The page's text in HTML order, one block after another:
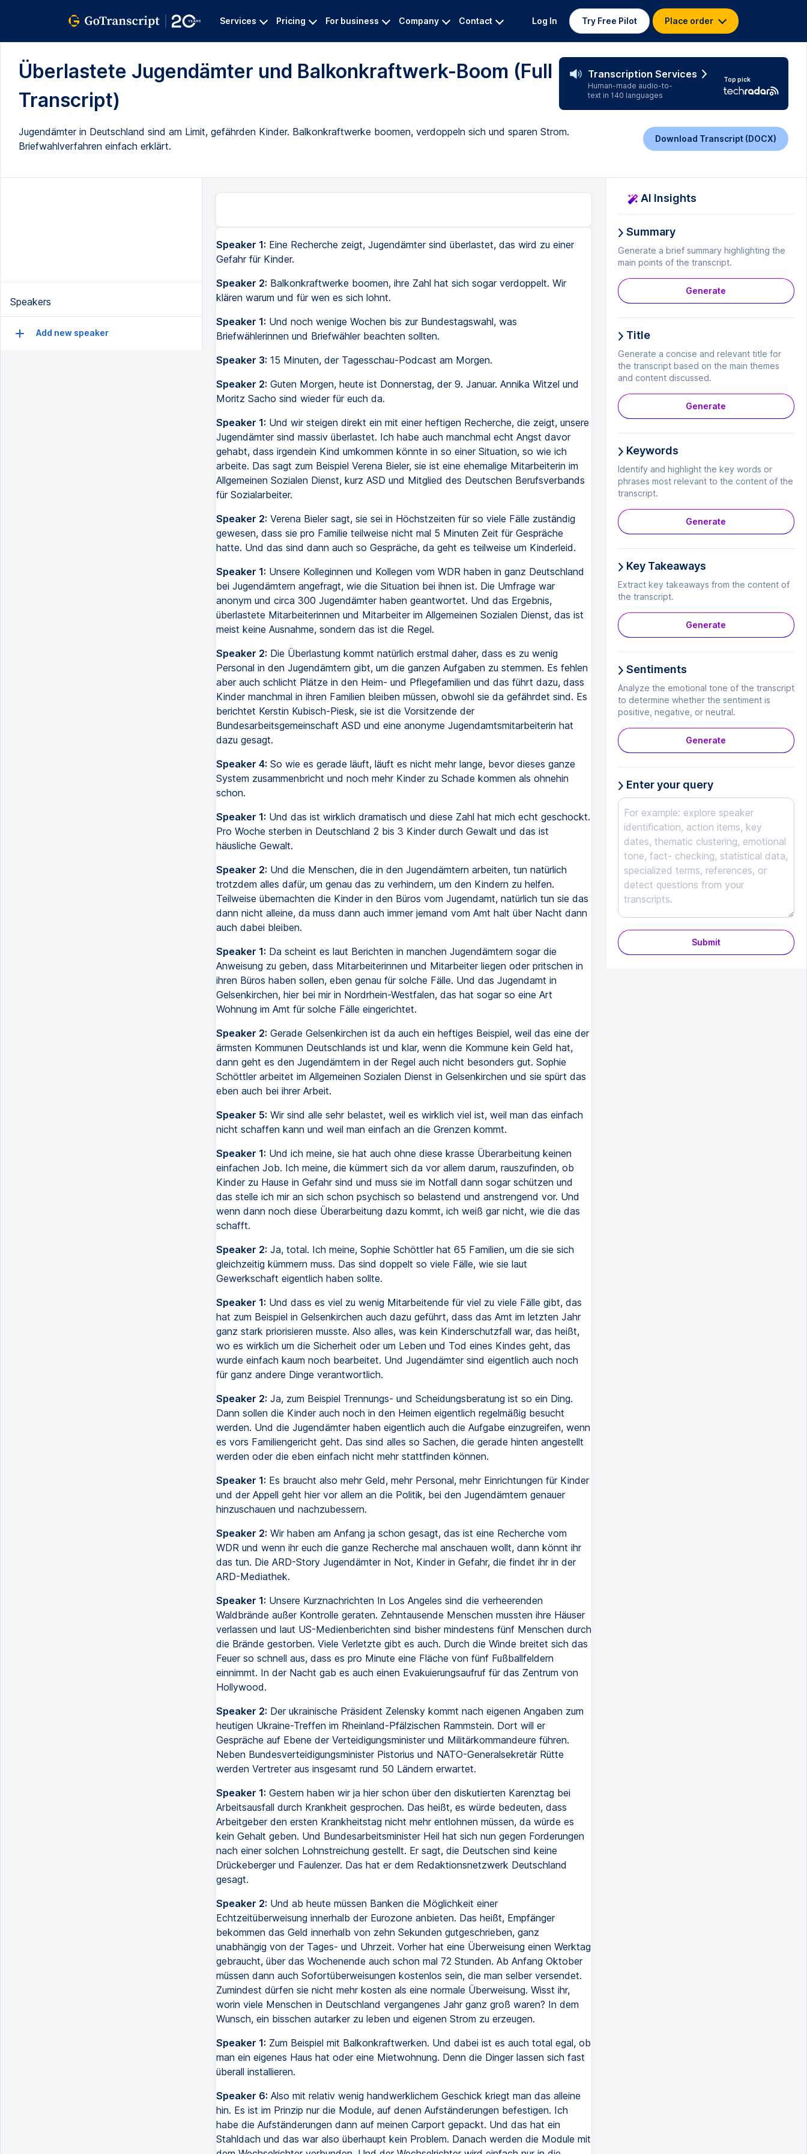
Services Pricing For business Company Contact Log In Try Free Pilot Place order
Überlastete Jugendämter und Balkonkraftwerk-Boom (Full
Transcript)
Transcription Services
Human-made audio-to-
text in 140 languages
Top pick
Jugendämter in Deutschland sind am Limit, gefährden Kinder. Balkonkraftwerke boomen, verdoppeln sich und sparen Strom.
Briefwahlverfahren einfach erklärt.
Download Transcript (DOCX)
Speakers
Add new speaker
Speaker 1: Eine Recherche zeigt, Jugendämter sind überlastet, das wird zu einer
Gefahr für Kinder.
Speaker 2: Balkonkraftwerke boomen, ihre Zahl hat sich sogar verdoppelt. Wir
klären warum und für wen es sich lohnt.
Speaker 1: Und noch wenige Wochen bis zur Bundestagswahl, was
Briefwählerinnen und Briefwähler beachten sollten.
Speaker 3: 15 Minuten, der Tagesschau-Podcast am Morgen.
Speaker 2: Guten Morgen, heute ist Donnerstag, der 9. Januar. Annika Witzel und
Moritz Sacho sind wieder für euch da.
Speaker 1: Und wir steigen direkt ein mit einer heftigen Recherche, die zeigt, unsere
Jugendämter sind massiv überlastet. Ich habe auch manchmal echt Angst davor
gehabt, dass irgendein Kind umkommen könnte in so einer Situation, so wie ich
arbeite. Das sagt zum Beispiel Verena Bieler, sie ist eine ehemalige Mitarbeiterin im
Allgemeinen Sozialen Dienst, kurz ASD und Mitglied des Deutschen Berufsverbands
für Sozialarbeiter.
Speaker 2: Verena Bieler sagt, sie sei in Höchstzeiten für so viele Fälle zuständig
gewesen, dass sie pro Familie teilweise nicht mal 5 Minuten Zeit für Gespräche
hatte. Und das sind dann auch so Gespräche, da geht es teilweise um Kinderleid.
Speaker 1: Unsere Kolleginnen und Kollegen vom WDR haben in ganz Deutschland
bei Jugendämtern angefragt, wie die Situation bei ihnen ist. Die Umfrage war
anonym und circa 300 Jugendämter haben geantwortet. Und das Ergebnis,
überlastete Mitarbeiterinnen und Mitarbeiter im Allgemeinen Sozialen Dienst, das ist
meist keine Ausnahme, sondern das ist die Regel.
Speaker 2: Die Überlastung kommt natürlich erstmal daher, dass es zu wenig
Personal in den Jugendämtern gibt, um die ganzen Aufgaben zu stemmen. Es fehlen
aber auch schlicht Plätze in den Heim- und Pflegefamilien und das führt dazu, dass
Kinder manchmal in ihren Familien bleiben müssen, obwohl sie da gefährdet sind. Es
berichtet Kerstin Kubisch-Piesk, sie ist die Vorsitzende der
Bundesarbeitsgemeinschaft ASD und eine anonyme Jugendamtsmitarbeiterin hat
dazu gesagt.
Speaker 4: So wie es gerade läuft, läuft es nicht mehr lange, bevor dieses ganze
System zusammenbricht und noch mehr Kinder zu Schade kommen als ohnehin
schon.
Speaker 1: Und das ist wirklich dramatisch und diese Zahl hat mich echt geschockt.
Pro Woche sterben in Deutschland 2 bis 3 Kinder durch Gewalt und das ist
häusliche Gewalt.
Speaker 2: Und die Menschen, die in den Jugendämtern arbeiten, tun natürlich
trotzdem alles dafür, um genau das zu verhindern, um den Kindern zu helfen.
Teilweise übernachten die Kinder in den Büros vom Jugendamt, natürlich tun sie das
dann nicht alleine, da muss dann auch immer jemand vom Amt halt über Nacht dann
auch dabei bleiben.
Speaker 1: Da scheint es laut Berichten in manchen Jugendämtern sogar die
Anweisung zu geben, dass Mitarbeiterinnen und Mitarbeiter liegen oder pritschen in
ihren Büros haben sollen, eben genau für solche Fälle. Und das Jugendamt in
Gelsenkirchen, hier bei mir in Nordrhein-Westfalen, das hat sogar so eine Art
Wohnung im Amt für solche Fälle eingerichtet.
Speaker 2: Gerade Gelsenkirchen ist da auch ein heftiges Beispiel, weil das eine der
ärmsten Kommunen Deutschlands ist und klar, wenn die Kommune kein Geld hat,
dann geht es den Jugendämtern in der Regel auch nicht besonders gut. Sophie
Schöttler arbeitet im Allgemeinen Sozialen Dienst in Gelsenkirchen und sie spürt das
eben auch bei ihrer Arbeit.
Speaker 5: Wir sind alle sehr belastet, weil es wirklich viel ist, weil man das einfach
nicht schaffen kann und weil man einfach an die Grenzen kommt.
Speaker 1: Und ich meine, sie hat auch ohne diese krasse Überarbeitung keinen
einfachen Job. Ich meine, die kümmert sich da vor allem darum, rauszufinden, ob
Kinder zu Hause in Gefahr sind und muss sie im Notfall dann sogar schützen und
das stelle ich mir an sich schon psychisch so belastend und anstrengend vor. Und
wenn dann noch diese Überarbeitung dazu kommt, ich weiß gar nicht, wie die das
schafft.
Speaker 2: Ja, total. Ich meine, Sophie Schöttler hat 65 Familien, um die sie sich
gleichzeitig kümmern muss. Das sind doppelt so viele Fälle, wie sie laut
Gewerkschaft eigentlich haben sollte.
Speaker 1: Und dass es viel zu wenig Mitarbeitende für viel zu viele Fälle gibt, das
hat zum Beispiel in Gelsenkirchen auch dazu geführt, dass das Amt im letzten Jahr
ganz stark priorisieren musste. Also alles, was kein Kinderschutzfall war, das heißt,
wo es wirklich um die Sicherheit oder um Leben und Tod eines Kindes geht, das
wurde einfach kaum noch bearbeitet. Und Jugendämter sind eigentlich auch noch
für ganz andere Dinge verantwortlich.
Speaker 2: Ja, zum Beispiel Trennungs- und Scheidungsberatung ist so ein Ding.
Dann sollen die Kinder auch noch in den Heimen eigentlich regelmäßig besucht
werden. Und die Jugendämter haben eigentlich auch die Aufgabe einzugreifen, wenn
es vors Familiengericht geht. Das sind alles so Sachen, die gerade hinten angestellt
werden oder die eben einfach nicht mehr stattfinden können.
Speaker 1: Es braucht also mehr Geld, mehr Personal, mehr Einrichtungen für Kinder
und der Appell geht hier vor allem an die Politik, bei den Jugendämtern genauer
hinzuschauen und nachzubessern.
Speaker 2: Wir haben am Anfang ja schon gesagt, das ist eine Recherche vom
WDR und wenn ihr euch die ganze Recherche mal anschauen wollt, dann könnt ihr
das tun. Die ARD-Story Jugendämter in Not, Kinder in Gefahr, die findet ihr in der
ARD-Mediathek.
Speaker 1: Unsere Kurznachrichten In Los Angeles sind die verheerenden
Waldbrände außer Kontrolle geraten. Zehntausende Menschen mussten ihre Häuser
verlassen und laut US-Medienberichten sind bisher mindestens fünf Menschen durch
die Brände gestorben. Viele Verletzte gibt es auch. Durch die Winde breitet sich das
Feuer so schnell aus, dass es pro Minute eine Fläche von fünf Fußballfeldern
einnimmt. In der Nacht gab es auch einen Evakuierungsaufruf für das Zentrum von
Hollywood.
Speaker 2: Der ukrainische Präsident Zelensky kommt nach eigenen Angaben zum
heutigen Ukraine-Treffen im Rheinland-Pfälzischen Rammstein. Dort will er
Gespräche auf Ebene der Verteidigungsminister und Militärkommandeure führen.
Neben Bundesverteidigungsminister Pistorius und NATO-Generalsekretär Rütte
werden Vertreter aus insgesamt rund 50 Ländern erwartet.
Speaker 1: Gestern haben wir ja hier schon über den diskutierten Karenztag bei
Arbeitsausfall durch Krankheit gesprochen. Das heißt, es würde bedeuten, dass
Arbeitgeber den ersten Krankheitstag nicht mehr entlohnen müssen, da würde es
kein Gehalt geben. Und Bundesarbeitsminister Heil hat sich nun gegen Forderungen
nach einer solchen Lohnstreichung gestellt. Er sagt, die Deutschen sind keine
Drückeberger und Faulenzer. Das hat er dem Redaktionsnetzwerk Deutschland
gesagt.
Speaker 2: Und ab heute müssen Banken die Möglichkeit einer
Echtzeitüberweisung innerhalb der Eurozone anbieten. Das heißt, Empfänger
bekommen das Geld innerhalb von zehn Sekunden gutgeschrieben, ganz
unabhängig von der Tages- und Uhrzeit. Vorher hat eine Überweisung einen Werktag
gebraucht, über das Wochenende auch schon mal 72 Stunden. Ab Anfang Oktober
müssen dann auch Sofortüberweisungen kostenlos sein, die man selber versendet.
Zumindest dürfen sie nicht mehr kosten als eine normale Überweisung. Wisst ihr,
worin viele Menschen in Deutschland vergangenes Jahr ganz groß waren? In dem
Wunsch, ein bisschen autarker zu leben und eigenen Strom zu erzeugen.
Speaker 1: Zum Beispiel mit Balkonkraftwerken. Und dabei ist es auch total egal, ob
man ein eigenes Haus hat oder eine Mietwohnung. Denn die Dinger lassen sich fast
überall installieren.
Speaker 6: Also mit relativ wenig handwerklichem Geschick kriegt man das alleine
hin. Es ist im Prinzip nur die Module, auf denen Aufständerungen befestigen. Ich
habe die Aufständerungen dann auf meinen Carport gepackt. Und das hat ein
Stahldach und das war also überhaupt kein Problem. Danach werden die Module mit
AI Insights
Summary
Generate a brief summary highlighting the
main points of the transcript.
Generate
Title
Generate a concise and relevant title for
the transcript based on the main themes
and content discussed.
Generate
Keywords
Identify and highlight the key words or
phrases most relevant to the content of the
transcript.
Generate
Key Takeaways
Extract key takeaways from the content of
the transcript.
Generate
Sentiments
Analyze the emotional tone of the transcript
to determine whether the sentiment is
positive, negative, or neutral.
Generate
Enter your query
Submit